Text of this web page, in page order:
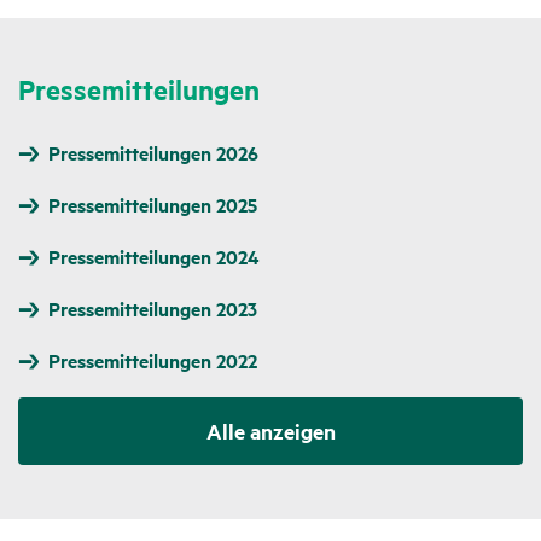
Pres­se­mit­tei­lungen
Pressemitteilungen 2026
Pressemitteilungen 2025
Pressemitteilungen 2024
Pressemitteilungen 2023
Pressemitteilungen 2022
Alle anzeigen